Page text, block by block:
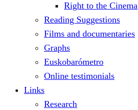
Right to the Cinema
Reading Suggestions
Films and documentaries
Graphs
Euskobarómetro
Online testimonials
Links
Research